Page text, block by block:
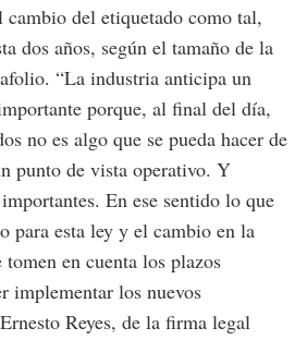
cambio del etiquetado como tal,
dos años, según el tamaño de la
“La industria anticipa un
porque, al final del día,
no es algo que se pueda hacer de
punto de vista operativo. Y
En ese sentido lo que
para esta ley y el cambio en la
en cuenta los plazos
implementar los nuevos
Reyes, de la firma legal